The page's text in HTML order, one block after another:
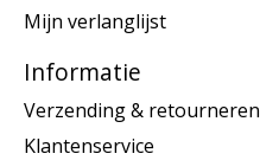
Mijn verlanglijst
Informatie
Verzending & retourneren
Klantenservice